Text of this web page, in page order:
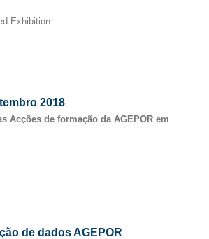
Exhibition
2018
Acções de formação da AGEPOR em
de dados AGEPOR